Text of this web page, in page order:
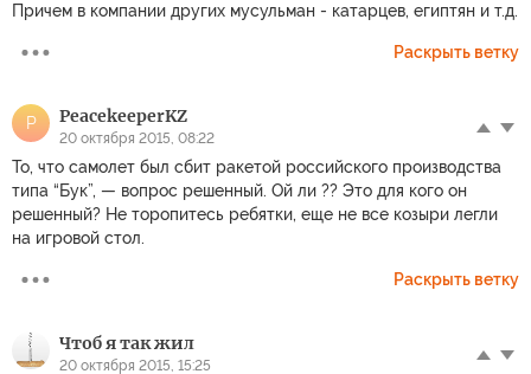
Причем в компании других мусульман - катарцев, египтян и т.д.
Раскрыть ветку
P PeacekeeperKZ
20 октября 2015, 08:22
То, что самолет был сбит ракетой российского производства
типа “Бук”, — вопрос решенный. Ой ли ?? Это для кого он
решенный? Не торопитесь ребятки, еще не все козыри легли
на игровой стол.
Раскрыть ветку
Чтоб я так жил
20 октября 2015, 15:25